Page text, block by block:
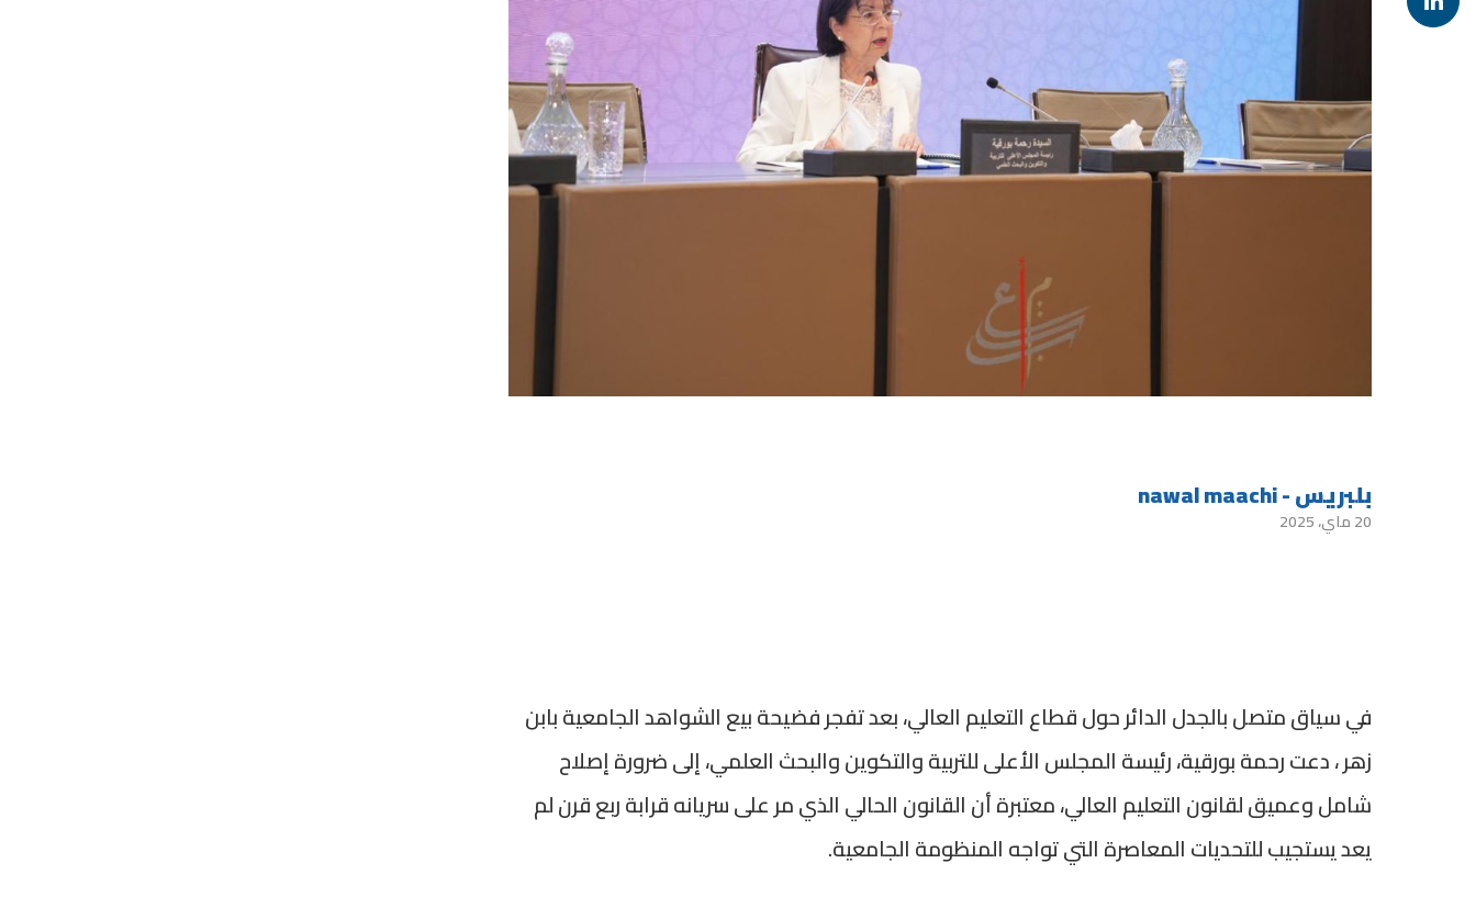
بلبريس - nawal maachi
20 ماي، 2025
في سياق متصل بالجدل الدائر حول قطاع التعليم العالي، بعد تفجر فضيحة بيع الشواهد الجامعية بابن
زهر ، دعت رحمة بورقية، رئيسة المجلس الأعلى للتربية والتكوين والبحث العلمي، إلى ضرورة إصلاح
شامل وعميق لقانون التعليم العالي، معتبرة أن القانون الحالي الذي مر على سريانه قرابة ربع قرن لم
يعد يستجيب للتحديات المعاصرة التي تواجه المنظومة الجامعية.